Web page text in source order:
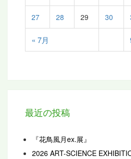
« 7月
27 28 29 30
最近の投稿
『花鳥風月ex.展』
2026 ART-SCIENCE